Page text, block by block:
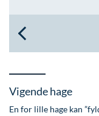
Øre-næse-
Vigende hage
En for lille hage kan